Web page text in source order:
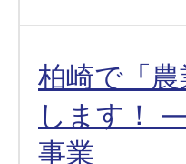
柏崎で「
します！
事業